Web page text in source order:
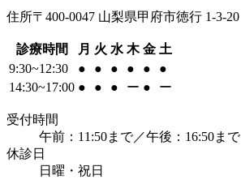
住所〒400-0047 山梨県甲府市徳行 1-3-20
診療時間 月 火 水 木 金 土
9:30~12:30
● ● ● ● ●
●
14:30~17:00 ● ● ● ー ● ー
受付時間
午前：11:50まで／午後：16:50まで
休診日
日曜・祝日